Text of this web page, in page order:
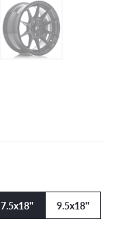
7.5x18''
9.5x18''